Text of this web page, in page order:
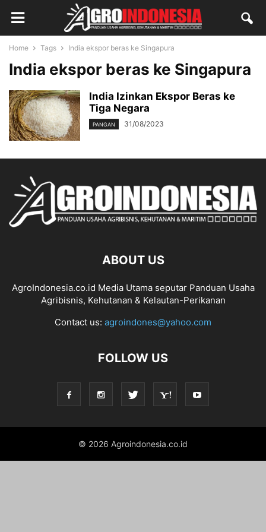
Home Tags India ekspor beras ke Singapura
India ekspor beras ke Singapura
India Izinkan Ekspor Beras ke
Tiga Negara
PANGAN 31/08/2023
ABOUT US
AgroIndonesia.co.id Media Utama seputar Panduan Usaha
Agribisnis, Kehutanan & Kelautan-Perikanan
Contact us: agroindones@yahoo.com
FOLLOW US
© 2026 Agroindonesia.co.id